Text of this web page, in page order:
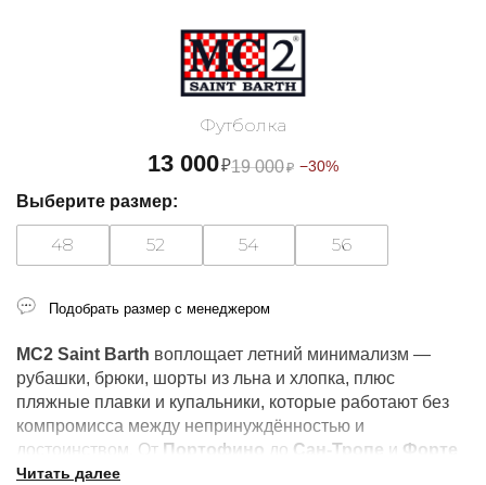
Футболка
13 000₽19 000₽ −30%
MC2 Saint Barth воплощает летний минимализм —
рубашки, брюки, шорты из льна и хлопка, плюс
пляжные плавки и купальники, которые работают без
компромисса между непринуждённостью и
достоинством. От Портофино до Сан-Тропе и Форте
дей Марми: это бренд лучших летних курортов.
Читать далее
Выберите размер:
48 52 54 56
Подобрать размер с менеджером